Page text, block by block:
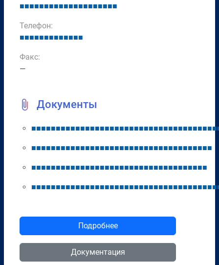
■■■■■■■■■■■■■■■■■■■■
Телефон:
■■■■■■■■■■■■■
Факс:
—
Документы
■■■■■■■■■■■■■■■■■■■■■■■■■■■■■■■■■■■■■■
■■■■■■■■■■■■■■■■■■■■■■■■■■■■■■■■■■■■■
■■■■■■■■■■■■■■■■■■■■■■■■■■■■■■■■■■■■
■■■■■■■■■■■■■■■■■■■■■■■■■■■■■■■■■■■■■■
Подробнее
Документация